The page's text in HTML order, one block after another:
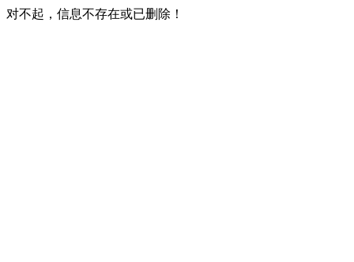
对不起，信息不存在或已删除！